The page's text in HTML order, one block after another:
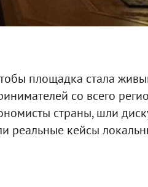
площадка стала
со всего
страны, шли
реальные кейсы